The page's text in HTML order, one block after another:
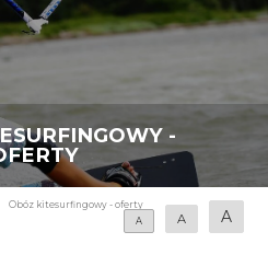
-
Obóz kitesurfingowy - oferty
A
A A